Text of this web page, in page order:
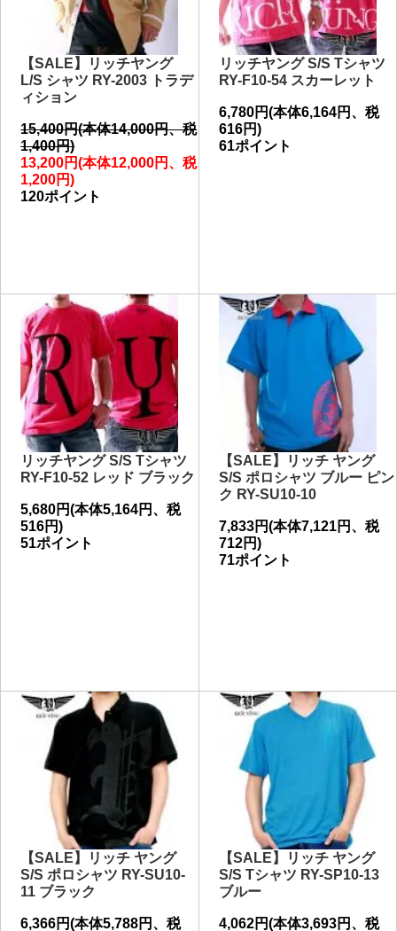
【SALE】リッチヤング
L/S シャツ RY-2003 トラデ
ィション
15,400円(本体14,000円、税
1,400円)
13,200円(本体12,000円、税
1,200円)
120ポイント
リッチヤング S/S Tシャツ
RY-F10-54 スカーレット
6,780円(本体6,164円、税
616円)
61ポイント
リッチヤング S/S Tシャツ
RY-F10-52 レッド ブラック
5,680円(本体5,164円、税
516円)
51ポイント
【SALE】リッチ ヤング
S/S ポロシャツ ブルー ピン
ク RY-SU10-10
7,833円(本体7,121円、税
712円)
71ポイント
【SALE】リッチ ヤング
S/S ポロシャツ RY-SU10-
11 ブラック
6,366円(本体5,788円、税
【SALE】リッチ ヤング
S/S Tシャツ RY-SP10-13
ブルー
4,062円(本体3,693円、税